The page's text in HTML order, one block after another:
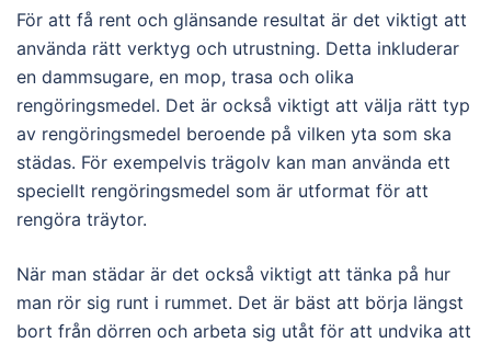
För att få rent och glänsande resultat är det viktigt att
använda rätt verktyg och utrustning. Detta inkluderar
en dammsugare, en mop, trasa och olika
rengöringsmedel. Det är också viktigt att välja rätt typ
av rengöringsmedel beroende på vilken yta som ska
städas. För exempelvis trägolv kan man använda ett
speciellt rengöringsmedel som är utformat för att
rengöra träytor.
När man städar är det också viktigt att tänka på hur
man rör sig runt i rummet. Det är bäst att börja längst
bort från dörren och arbeta sig utåt för att undvika att